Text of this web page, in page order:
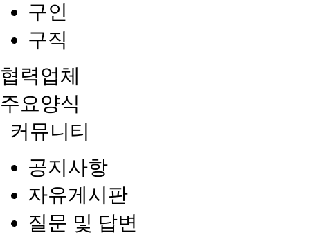
구인
구직
협력업체
주요양식
커뮤니티
공지사항
자유게시판
질문 및 답변